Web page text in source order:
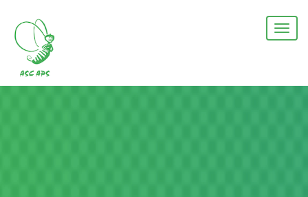
contenuto
principale